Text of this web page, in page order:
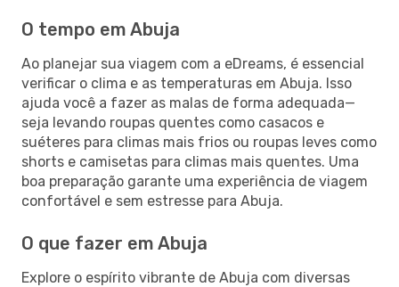
O tempo em Abuja
Ao planejar sua viagem com a eDreams, é essencial
verificar o clima e as temperaturas em Abuja. Isso
ajuda você a fazer as malas de forma adequada—
seja levando roupas quentes como casacos e
suéteres para climas mais frios ou roupas leves como
shorts e camisetas para climas mais quentes. Uma
boa preparação garante uma experiência de viagem
confortável e sem estresse para Abuja.
O que fazer em Abuja
Explore o espírito vibrante de Abuja com diversas